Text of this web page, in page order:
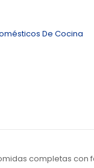
De Cocina
completas con